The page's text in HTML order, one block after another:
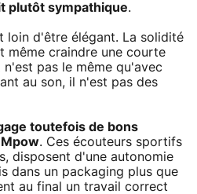
plutôt sympathique.
loin d'être élégant. La solidité
même craindre une courte
pas le même qu'avec
au son, il n'est pas des
toutefois de bons
. Ces écouteurs sportifs
disposent d'une autonomie
dans un packaging plus que
au final un travail correct